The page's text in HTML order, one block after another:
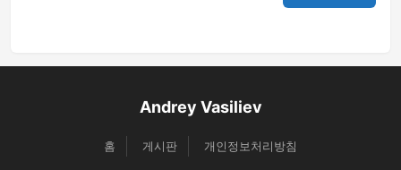
Andrey Vasiliev
홈 게시판 개인정보처리방침